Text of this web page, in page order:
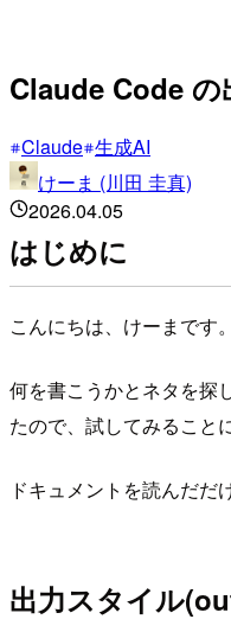
Claude Code
Claude 生成AI
けーま (川田 圭真)
2026.04.05
はじめに
こんにちは、けーまです
何を書こうかとネタを探
たので、試してみること
ドキュメントを読んだだ
出力スタイル